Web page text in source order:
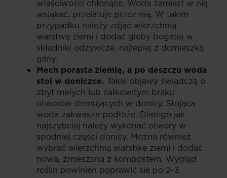
właściwości chłonące. Woda zamiast w nią
wsiąkać, przelatuje przez nią. W takim
przypadku należy zdjąć wierzchnią
warstwę ziemi i dodać gleby bogatej w
składniki odżywcze, najlepiej z domieszką
gliny.
Mech porasta ziemię, a po deszczu woda
stoi w doniczce. Takie objawy świadczą o
zbyt małych lub całkowitym braku
otworów drenujących w donicy. Stojąca
woda zakwasza podłoże. Dlatego jak
najszybciej należy wykonać otwory w
spodniej części donicy. Można również
wybrać wierzchnią warstwę ziemi i dodać
nową, zmieszaną z kompostem. Wygląd
roślin powinien poprawić się po 2-3